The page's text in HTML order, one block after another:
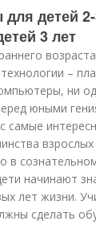
детей
3 лет
–
ни
юными
самые
взрослых
в
начинают
лет жизни.
сделать